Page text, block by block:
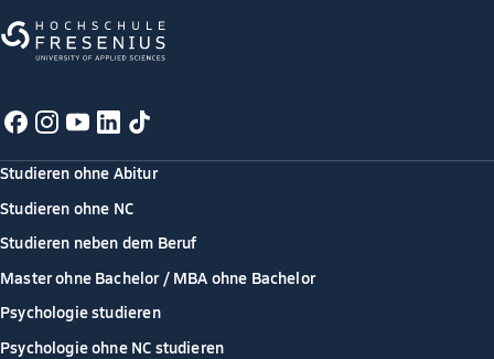
Studieren ohne Abitur
Studieren ohne NC
Studieren neben dem Beruf
Master ohne Bachelor / MBA ohne Bachelor
Psychologie studieren
Psychologie ohne NC studieren